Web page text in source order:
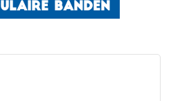
BANDEN